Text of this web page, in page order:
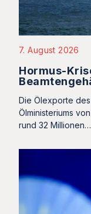
7. August 2026
Hormus-
Die Ölexporte
Ölministeriums
rund 32 Millionen…